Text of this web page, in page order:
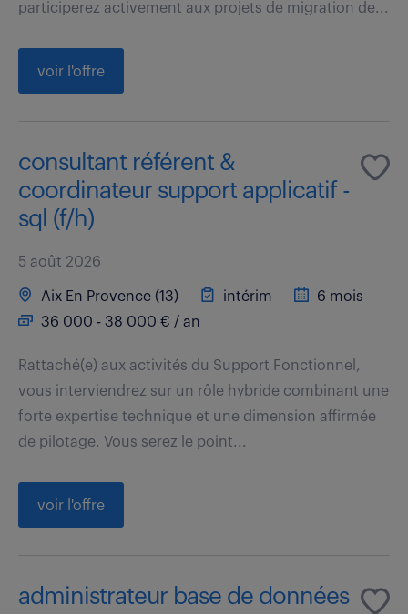
participerez activement aux projets de migration de...
voir l'offre
consultant référent &
coordinateur support applicatif -
sql (f/h)
5 août 2026
Aix En Provence (13) intérim
6 mois
36 000 - 38 000 € / an
Rattaché(e) aux activités du Support Fonctionnel,
vous interviendrez sur un rôle hybride combinant une
forte expertise technique et une dimension affirmée
de pilotage. Vous serez le point...
voir l'offre
administrateur base de données